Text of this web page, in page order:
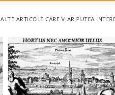
ALTE ARTICOLE CARE V-AR PUTEA